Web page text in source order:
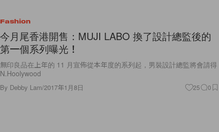
Fashion
今月尾香港開售：MUJI LABO 換了設計總監後的
第一個系列曝光！
無印良品在上年的 11 月宣佈從本年度的系列起，男裝設計總監將會請得
N.Hoolywood
By Debby Lam/2017年1月8日 25 0